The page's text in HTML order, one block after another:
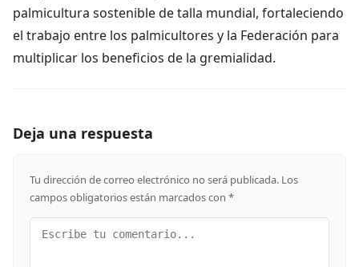
palmicultura sostenible de talla mundial, fortaleciendo
el trabajo entre los palmicultores y la Federación para
multiplicar los beneficios de la gremialidad.
Deja una respuesta
Tu dirección de correo electrónico no será publicada. Los
campos obligatorios están marcados con *